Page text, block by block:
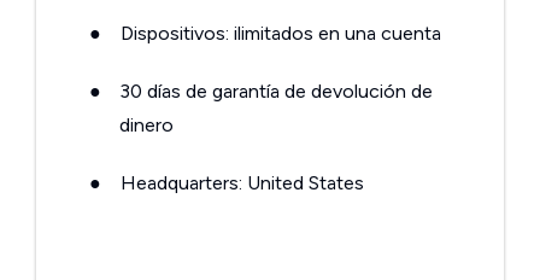
● Dispositivos: ilimitados en una cuenta
●
30 días de garantía de devolución de
dinero
● Headquarters: United States